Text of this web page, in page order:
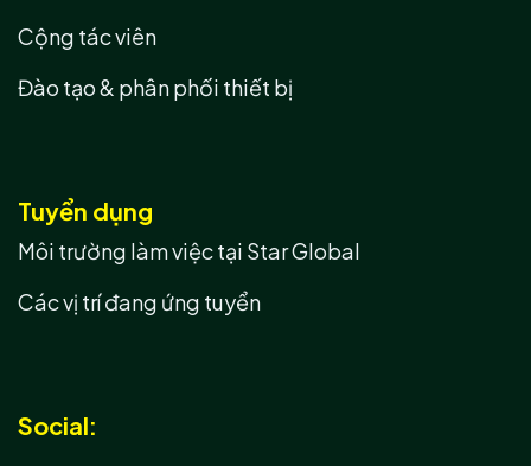
Social:
Cộng tác viên
Đào tạo & phân phối thiết bị
Tuyển dụng
Môi trường làm việc tại Star Global
Các vị trí đang ứng tuyển